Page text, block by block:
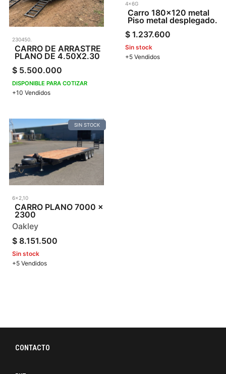
230450.
CARRO DE ARRASTRE
PLANO DE 4.50X2.30
$ 5.500.000
DISPONIBLE PARA COTIZAR
+10 Vendidos
4x6G
Carro 180x120 metal
Piso metal desplegado.
$ 1.237.600
Sin stock
+5 Vendidos
SIN STOCK
6x2,10
CARRO PLANO 7000 x
2300
Oakley
$ 8.151.500
Sin stock
+5 Vendidos
CONTACTO